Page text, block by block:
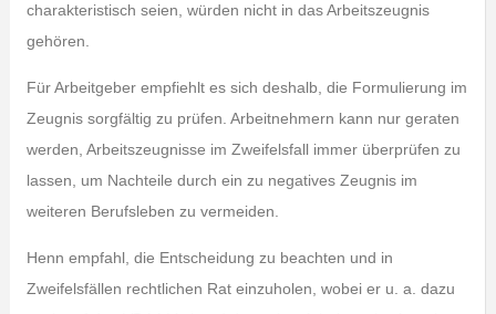
charakteristisch seien, würden nicht in das Arbeitszeugnis
gehören.
Für Arbeitgeber empfiehlt es sich deshalb, die Formulierung im
Zeugnis sorgfältig zu prüfen. Arbeitnehmern kann nur geraten
werden, Arbeitszeugnisse im Zweifelsfall immer überprüfen zu
lassen, um Nachteile durch ein zu negatives Zeugnis im
weiteren Berufsleben zu vermeiden.
Henn empfahl, die Entscheidung zu beachten und in
Zweifelsfällen rechtlichen Rat einzuholen, wobei er u. a. dazu